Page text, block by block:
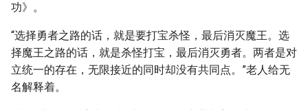
功》。
“选择勇者之路的话，就是要打宝杀怪，最后消灭魔王。选
择魔王之路的话，就是杀怪打宝，最后消灭勇者。两者是对
立统一的存在，无限接近的同时却没有共同点。”老人给无
名解释着。